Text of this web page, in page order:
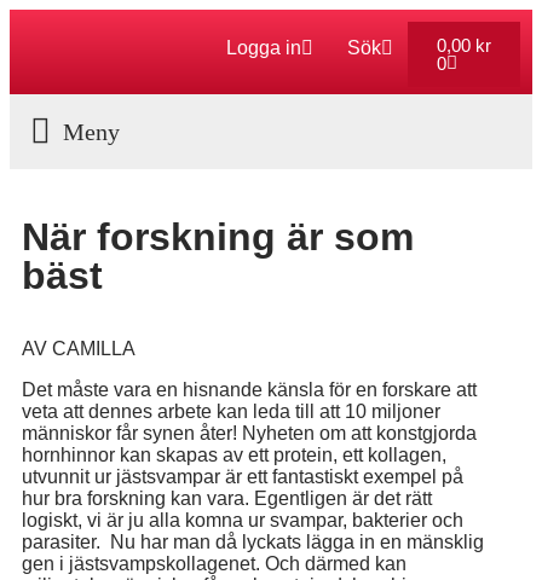
Logga in Sök 0,00 kr
0
När forskning är som
bäst
AV CAMILLA
Det måste vara en hisnande känsla för en forskare att
veta att dennes arbete kan leda till att 10 miljoner
människor får synen åter! Nyheten om att konstgjorda
hornhinnor kan skapas av ett protein, ett kollagen,
utvunnit ur jästsvampar är ett fantastiskt exempel på
hur bra forskning kan vara. Egentligen är det rätt
logiskt, vi är ju alla komna ur svampar, bakterier och
parasiter. Nu har man då lyckats lägga in en mänsklig
gen i jästsvampskollagenet. Och därmed kan